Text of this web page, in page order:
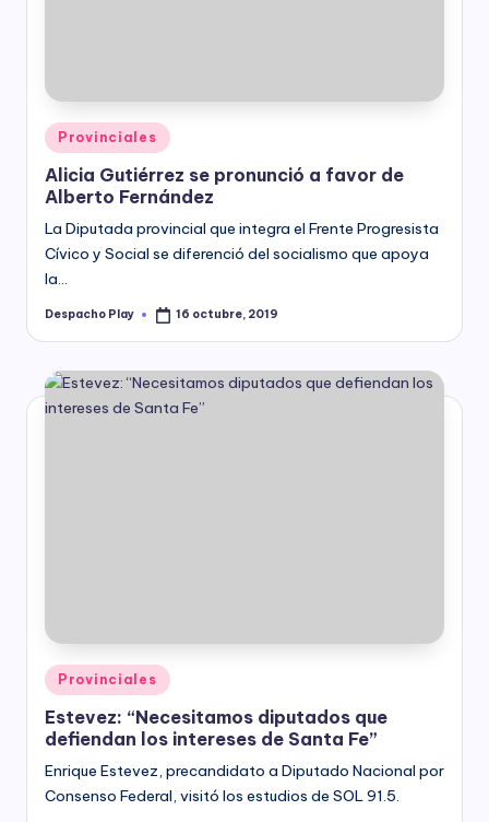
Posted
in
Provinciales
Alicia Gutiérrez se pronunció a favor de
Alberto Fernández
La Diputada provincial que integra el Frente Progresista
Cívico y Social se diferenció del socialismo que apoya
la…
Posted
Despacho Play 16 octubre, 2019
Posted
in
Provinciales
Estevez: “Necesitamos diputados que
defiendan los intereses de Santa Fe”
Enrique Estevez, precandidato a Diputado Nacional por
Consenso Federal, visitó los estudios de SOL 91.5.